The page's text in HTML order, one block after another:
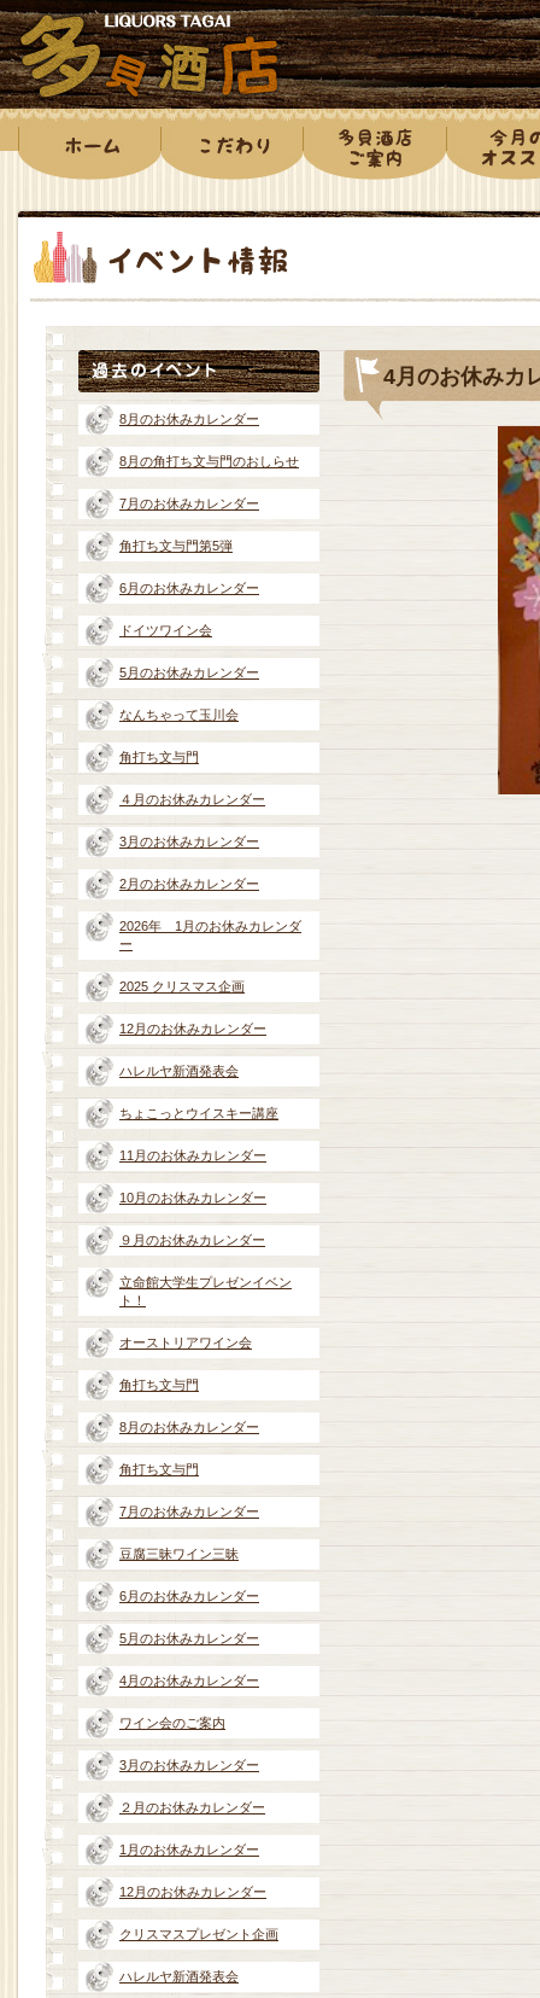
4月のお休みカ
8月のお休みカレンダー
8月の角打ち文与門のおしらせ
7月のお休みカレンダー
角打ち文与門第5弾
6月のお休みカレンダー
ドイツワイン会
5月のお休みカレンダー
なんちゃって玉川会
角打ち文与門
４月のお休みカレンダー
3月のお休みカレンダー
2月のお休みカレンダー
2026年 1月のお休みカレンダ
ー
2025 クリスマス企画
12月のお休みカレンダー
ハレルヤ新酒発表会
ちょこっとウイスキー講座
11月のお休みカレンダー
10月のお休みカレンダー
９月のお休みカレンダー
立命館大学生プレゼンイベン
ト！
オーストリアワイン会
角打ち文与門
8月のお休みカレンダー
角打ち文与門
7月のお休みカレンダー
豆腐三昧ワイン三昧
6月のお休みカレンダー
5月のお休みカレンダー
4月のお休みカレンダー
ワイン会のご案内
3月のお休みカレンダー
２月のお休みカレンダー
1月のお休みカレンダー
12月のお休みカレンダー
クリスマスプレゼント企画
ハレルヤ新酒発表会